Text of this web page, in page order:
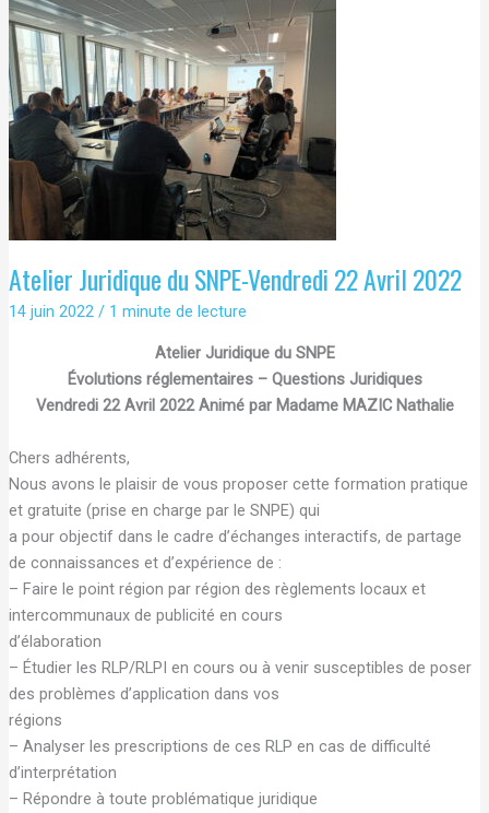
2022
Atelier Juridique du SNPE-Vendredi 22 Avril 2022
14 juin 2022 / 1 minute de lecture
Atelier Juridique du SNPE
Évolutions réglementaires – Questions Juridiques
Vendredi 22 Avril 2022 Animé par Madame MAZIC Nathalie
Chers adhérents,
Nous avons le plaisir de vous proposer cette formation pratique
et gratuite (prise en charge par le SNPE) qui
a pour objectif dans le cadre d’échanges interactifs, de partage
de connaissances et d’expérience de :
– Faire le point région par région des règlements locaux et
intercommunaux de publicité en cours
d’élaboration
– Étudier les RLP/RLPI en cours ou à venir susceptibles de poser
des problèmes d’application dans vos
régions
– Analyser les prescriptions de ces RLP en cas de difficulté
d’interprétation
– Répondre à toute problématique juridique